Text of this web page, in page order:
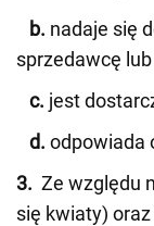
b. nadaje się
sprzedawcę
c. jest
d. odpowiada
3. Ze względu
się kwiaty)